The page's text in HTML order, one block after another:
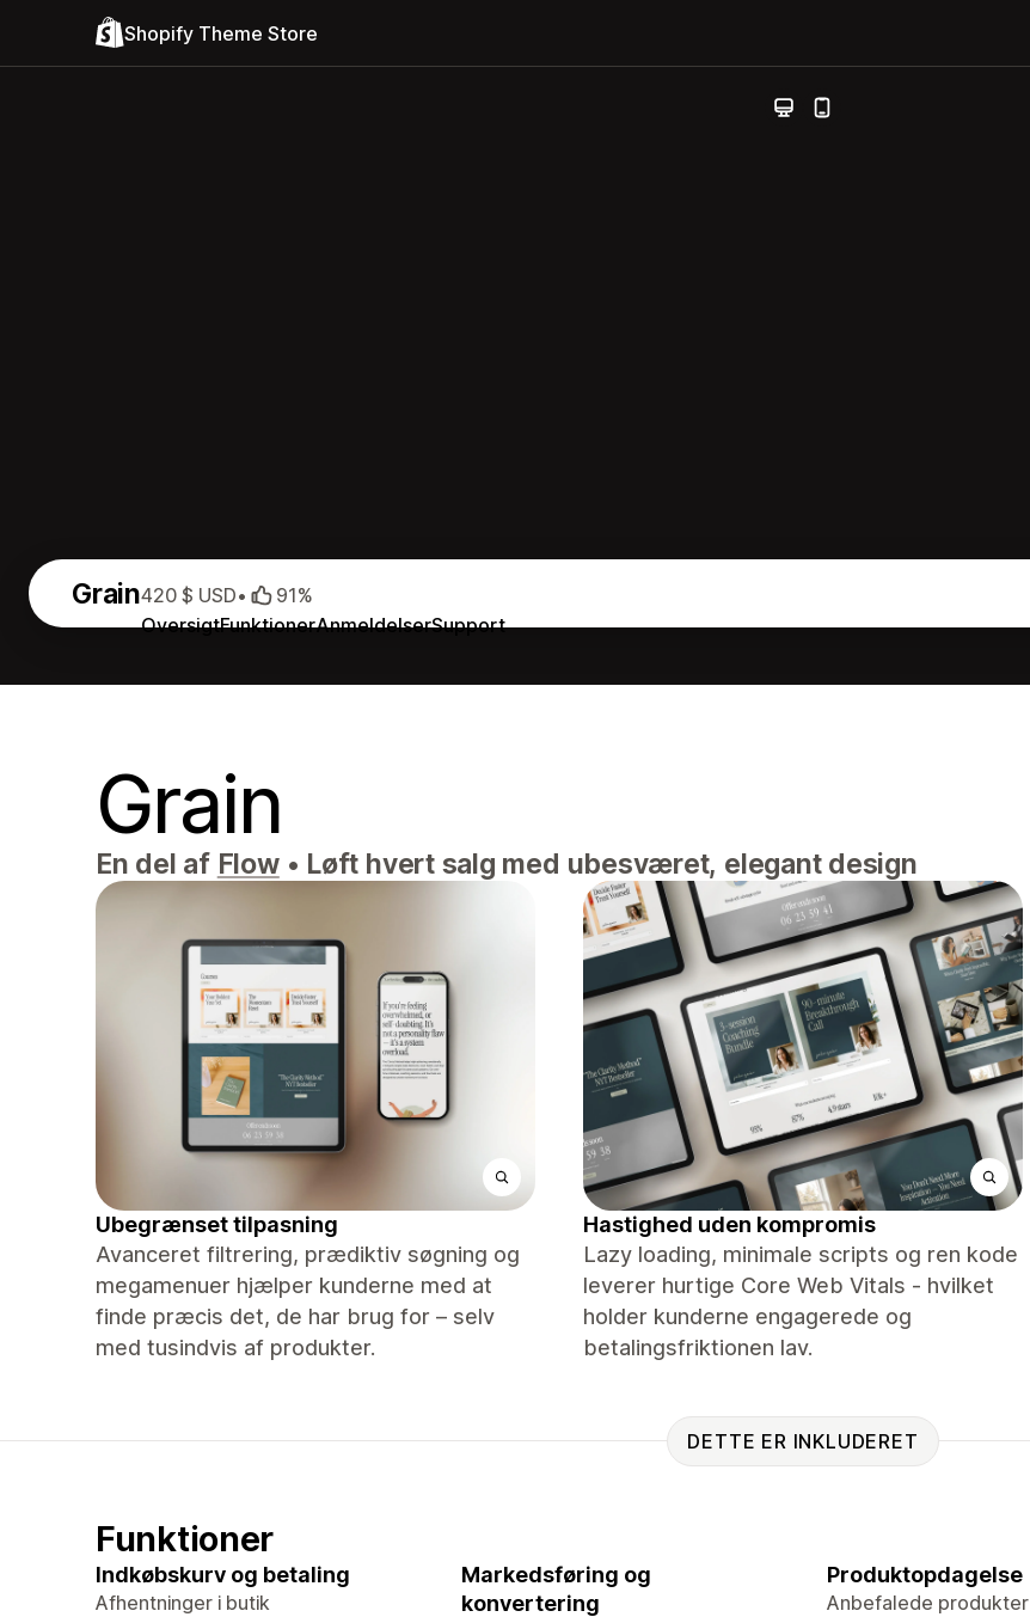
Shopify Theme Store
Grain
OversigtFunktionerAnmeldelserSupport
420 $ USD• 91%
Grain
En del af Flow • Løft hvert salg med ubesværet, elegant design
Ubegrænset tilpasning
Avanceret filtrering, prædiktiv søgning og
megamenuer hjælper kunderne med at
finde præcis det, de har brug for – selv
med tusindvis af produkter.
Hastighed uden kompromis
Lazy loading, minimale scripts og ren kode
leverer hurtige Core Web Vitals - hvilket
holder kunderne engagerede og
betalingsfriktionen lav.
DETTE ER INKLUDERET
Funktioner
Indkøbskurv og betaling
Afhentninger i butik
Markedsføring og
konvertering
Produktopdagelse
Anbefalede produkter